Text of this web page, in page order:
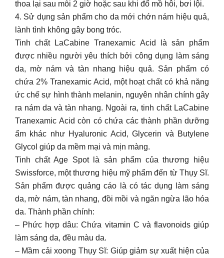
thoa lại sau mỗi 2 giờ hoặc sau khi đổ mồ hôi, bơi lội.
4. Sử dụng sản phẩm cho da mới chớn nám hiệu quả,
lành tình không gây bong tróc.
Tinh chất LaCabine Tranexamic Acid là sản phẩm
được nhiều người yêu thích bởi công dụng làm sáng
da, mờ nám và tàn nhang hiệu quả. Sản phẩm có
chứa 2% Tranexamic Acid, một hoạt chất có khả năng
ức chế sự hình thành melanin, nguyên nhân chính gây
ra nám da và tàn nhang. Ngoài ra, tinh chất LaCabine
Tranexamic Acid còn có chứa các thành phần dưỡng
ẩm khác như Hyaluronic Acid, Glycerin và Butylene
Glycol giúp da mềm mại và mịn màng.
Tinh chất Age Spot là sản phẩm của thương hiệu
Swissforce, một thương hiệu mỹ phẩm đến từ Thụy Sĩ.
Sản phẩm được quảng cáo là có tác dụng làm sáng
da, mờ nám, tàn nhang, đồi mồi và ngăn ngừa lão hóa
da. Thành phần chính:
– Phức hợp dâu: Chứa vitamin C và flavonoids giúp
làm sáng da, đều màu da.
– Mầm cải xoong Thụy Sĩ: Giúp giảm sự xuất hiện của